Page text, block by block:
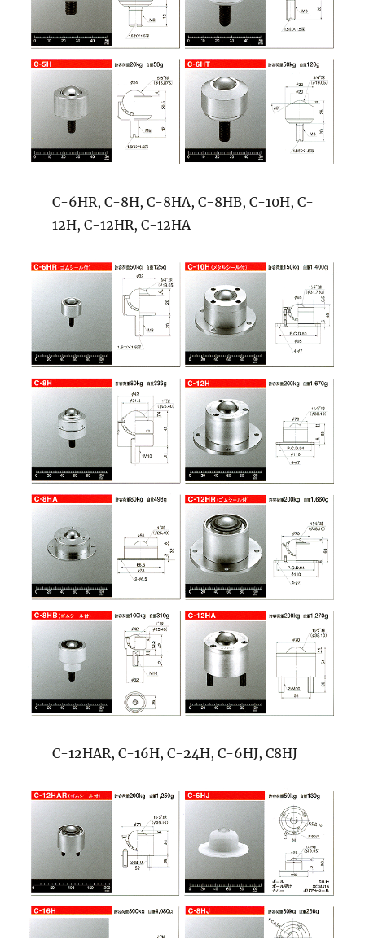
C-6HR, C-8H, C-8HA, C-8HB, C-10H, C-
12H, C-12HR, C-12HA
C-12HAR, C-16H, C-24H, C-6HJ, C8HJ